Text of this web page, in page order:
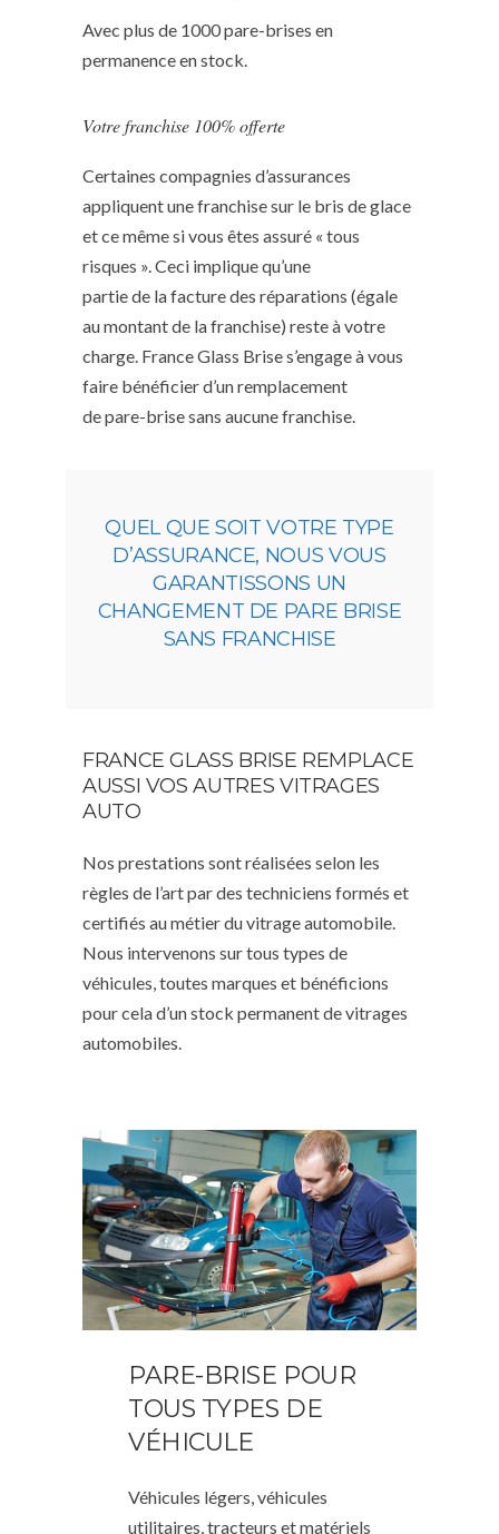
Avec plus de 1000 pare-brises en
permanence en stock.
Votre franchise 100% offerte
Certaines compagnies d’assurances
appliquent une franchise sur le bris de glace
et ce même si vous êtes assuré « tous
risques ». Ceci implique qu’une
partie de la facture des réparations (égale
au montant de la franchise) reste à votre
charge. France Glass Brise s’engage à vous
faire bénéficier d’un remplacement
de pare-brise sans aucune franchise.
QUEL QUE SOIT VOTRE TYPE
D’ASSURANCE, NOUS VOUS
GARANTISSONS UN
CHANGEMENT DE PARE BRISE
SANS FRANCHISE
FRANCE GLASS BRISE REMPLACE
AUSSI VOS AUTRES VITRAGES
AUTO
Nos prestations sont réalisées selon les
règles de l’art par des techniciens formés et
certifiés au métier du vitrage automobile.
Nous intervenons sur tous types de
véhicules, toutes marques et bénéficions
pour cela d’un stock permanent de vitrages
automobiles.
PARE-BRISE POUR
TOUS TYPES DE
VÉHICULE
Véhicules légers, véhicules
utilitaires, tracteurs et matériels